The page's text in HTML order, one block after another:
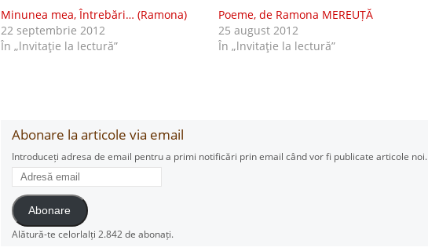
Minunea mea, Întrebări… (Ramona)
22 septembrie 2012
În „lnvitaţie la lectură”
Poeme, de Ramona MEREUȚĂ
25 august 2012
În „lnvitaţie la lectură”
Abonare la articole via email
Introduceți adresa de email pentru a primi notificări prin email când vor fi publicate articole noi.
Adresă
email
Abonare
Alătură-te celorlalți 2.842 de abonați.